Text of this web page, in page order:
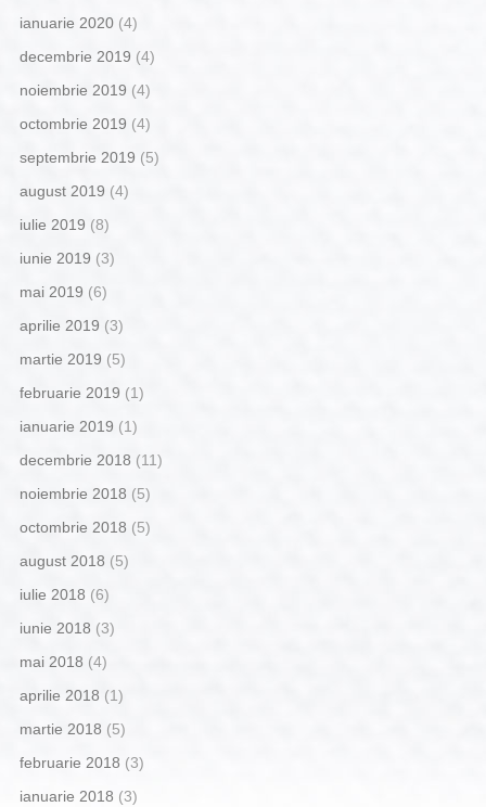
ianuarie 2020(4)
decembrie 2019 (4)
noiembrie 2019 (4)
octombrie 2019 (4)
septembrie 2019 (5)
august 2019 (4)
iulie 2019 (8)
iunie 2019 (3)
mai 2019 (6)
aprilie 2019 (3)
martie 2019 (5)
februarie 2019 (1)
ianuarie 2019 (1)
decembrie 2018 (11)
noiembrie 2018 (5)
octombrie 2018 (5)
august 2018 (5)
iulie 2018 (6)
iunie 2018 (3)
mai 2018 (4)
aprilie 2018 (1)
martie 2018 (5)
februarie 2018 (3)
ianuarie 2018 (3)